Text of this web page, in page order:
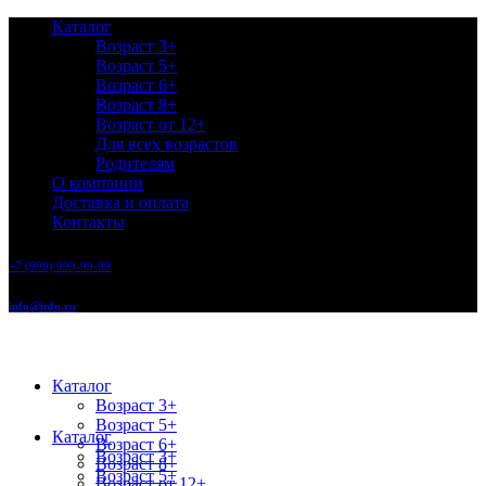
Каталог
Возраст 3+
Возраст 5+
Возраст 6+
Возраст 8+
Возраст от 12+
Для всех возрастов
Родителям
О компании
Доставка и оплата
Контакты
+7 (999) 999-99-99
info@info.ru
Каталог
Возраст 3+
Возраст 5+
Возраст 6+
Возраст 8+
Каталог
Возраст 3+
Возраст 5+